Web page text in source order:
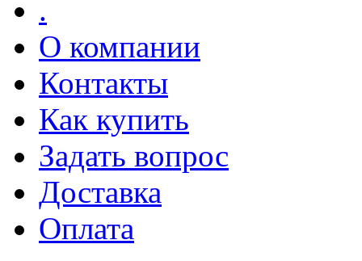
.
О компании
Контакты
Как купить
Задать вопрос
Доставка
Оплата